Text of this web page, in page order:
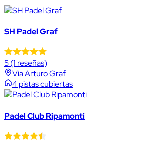
SH Padel Graf
5(1 reseñas)
Via Arturo Graf
4 pistas cubiertas
Padel Club Ripamonti